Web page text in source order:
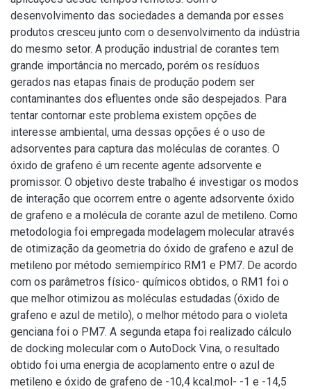
desenvolvimento das sociedades a demanda por esses
produtos cresceu junto com o desenvolvimento da indústria
do mesmo setor. A produção industrial de corantes tem
grande importância no mercado, porém os resíduos
gerados nas etapas finais de produção podem ser
contaminantes dos efluentes onde são despejados. Para
tentar contornar este problema existem opções de
interesse ambiental, uma dessas opções é o uso de
adsorventes para captura das moléculas de corantes. O
óxido de grafeno é um recente agente adsorvente e
promissor. O objetivo deste trabalho é investigar os modos
de interação que ocorrem entre o agente adsorvente óxido
de grafeno e a molécula de corante azul de metileno. Como
metodologia foi empregada modelagem molecular através
de otimização da geometria do óxido de grafeno e azul de
metileno por método semiempírico RM1 e PM7. De acordo
com os parâmetros físico- químicos obtidos, o RM1 foi o
que melhor otimizou as moléculas estudadas (óxido de
grafeno e azul de metilo), o melhor método para o violeta
genciana foi o PM7. A segunda etapa foi realizado cálculo
de docking molecular com o AutoDock Vina, o resultado
obtido foi uma energia de acoplamento entre o azul de
metileno e óxido de grafeno de -10,4 kcal.mol- -1 e -14,5